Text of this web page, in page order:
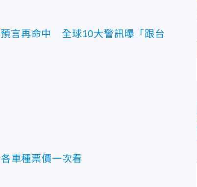
言再命中 全球10大警訊曝「跟台
車種票價一次看